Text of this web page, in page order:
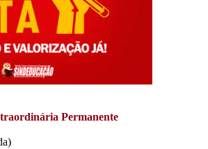
Permanente